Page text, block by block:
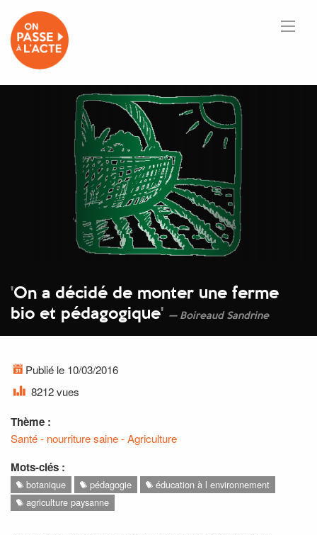
'On a décidé de monter une ferme
bio et pédagogique' Boireaud Sandrine
Publié le 10/03/2016
8212 vues
Thème :
Santé - nourriture saine - Agriculture
Mots-clés :
botanique pédagogie
éducation à l environnement
agriculture paysanne